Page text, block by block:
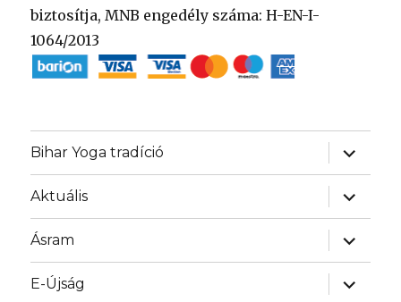
biztosítja, MNB engedély száma: H-EN-I-
1064/2013
Bihar Yoga tradíció
almenü
Aktuális
almenü
Ásram
almenü
E-Újság
almenü